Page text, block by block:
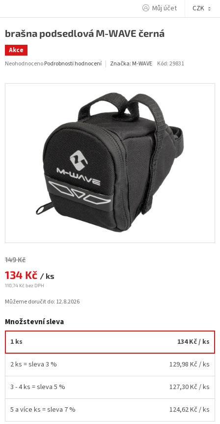
Můj účet CZK
brašna podsedlová M-WAVE černá
Akce
Průměrné
NeohodnocenoPodrobnosti hodnocení Značka: M-WAVE Kód:29831
149 Kč
134 Kč / ks
110,74 Kč bez DPH
Měrná
Můžeme doručit do: 12.8.2026
Množstevní sleva
1 ks 134 Kč/ ks
2 ks = sleva 3 % 129,98 Kč / ks
3 - 4 ks = sleva 5 % 127,30 Kč / ks
5 a více ks = sleva 7 % 124,62 Kč / ks